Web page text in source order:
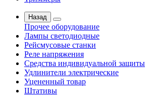
Назад
Прочее оборудование
Лампы светодиодные
Рейсмусовые станки
Реле напряжения
Средства индивидуальной защиты
Удлинители электрические
Уцененный товар
Штативы